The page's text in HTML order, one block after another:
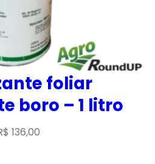
foliar
boro – 1 litro
136,00